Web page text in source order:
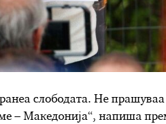
слободата. Не прашуваа
– Македонија“, напиша